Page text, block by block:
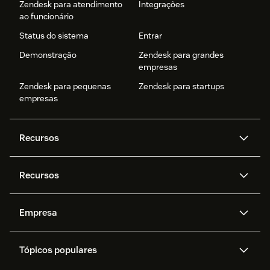
Zendesk para atendimento
ao funcionário
Integrações
Status do sistema
Entrar
Demonstração
Zendesk para grandes
empresas
Zendesk para pequenas
empresas
Zendesk para startups
Recursos
Zendesk AI
Mensagens e chat em tempo
real
Privacidade e proteção de
Trabalho com tickets
Recursos
API e desenvolvedores
Histórias de clientes
Empresa
Carreiras
Tópicos populares